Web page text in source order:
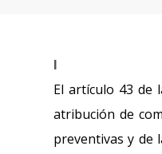
I
El artículo 43 de
atribución de
preventivas y de